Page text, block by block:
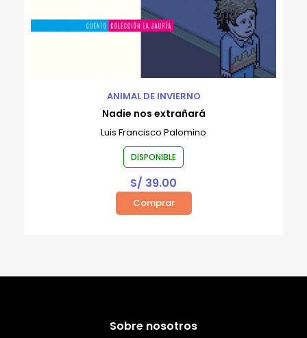
ANIMAL DE INVIERNO
Nadie nos extrañará
Luis Francisco Palomino
DISPONIBLE
S/ 39.00
Comprar
Sobre nosotros